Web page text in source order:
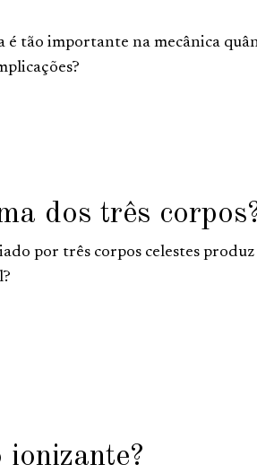
tão importante na mecânica
dos três
por três corpos celestes produz
ionizante?